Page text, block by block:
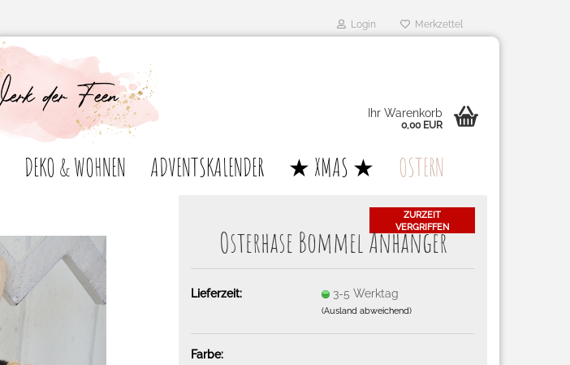
Login Merkzettel
Ihr Warenkorb
0,00 EUR
DEKO & WOHNEN ADVENTSKALENDER ★ XMAS ★ OSTERN
ZURZEIT
VERGRIFFEN
Os­ter­ha­se Bom­mel An­hän­ger
Lieferzeit: 3-5 Werktag
(Ausland abweichend)
Farbe: